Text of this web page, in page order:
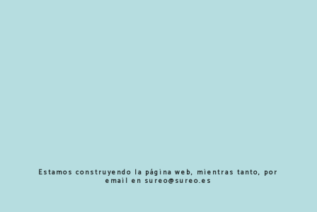
Estamos construyendo la página web, mientras tanto, por
email en sureo@sureo.es